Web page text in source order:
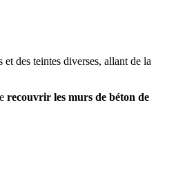
des teintes diverses, allant de la
recouvrir les murs de béton de